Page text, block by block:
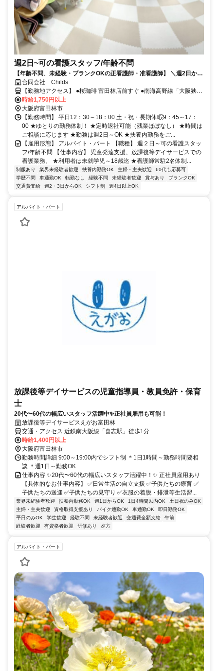
週2日~可の看護スタッフ/年齢不問
【年齢不問、未経験・ブランクOKの正看護師・准看護師】 ＼週2日から
OK、時間もご相談に応じます／
合同会社 Childs
【勤務地アクセス】 ●桜珈琲 富田林店前すぐ ●南海高野線「大阪狭山
時給1,750円以上
大阪府富田林市
【勤務時間】 平日12：30～18：00 土・祝・長期休暇9：45～17：
00 ★ゆとりの勤務体制！ ★定時退社可能（残業ほぼなし） ★時間は
ご相談に応じます ★勤務は週2日～OK ★扶養内勤務をご...
【雇用形態】 アルバイト・パート 【職種】 週２日～可の看護スタッ
フ/年齢不問 【仕事内容】 児童発達支援、放課後等デイサービスでの
看護業務。 ★利用者は未就学児～18歳迄 ★看護師常駐2名体制...
制服あり 業界未経験者歓迎 扶養内勤務OK 主婦・主夫歓迎
60代も応募可
学歴不問
車通勤OK 転勤なし 経験不問 未経験者歓迎 賞与あり
ブランクOK
交通費支給
週2・3日からOK シフト制 週4日以上OK
アルバイト・パート
放課後等デイサービスの児童指導員・教員免許・保育
士
20代〜60代の幅広いスタッフ活躍中✨正社員雇用も可能！
放課後等デイサービスえがお富田林
交通・アクセス 近鉄南大阪線「喜志駅」徒歩1分
時給1,400円以上
大阪府富田林市
勤務時間詳細 9:00～19:00内でシフト制 ＊1日1時間～勤務時間要相
談 ＊週1日～勤務OK
仕事内容 ✨20代〜60代の幅広いスタッフ活躍中！✨ 正社員雇用あり
【具体的なお仕事内容】 ✅日常生活の自立支援 ✅子供たちの療育 ✅
子供たちの送迎 ✅子供たちの見守り ✅衣服の着脱・排泄等生活習...
業界未経験者歓迎 扶養内勤務OK 週1日からOK 1日4時間以内OK
土日祝のみOK
主婦・主夫歓迎
資格取得支援あり バイク通勤OK 車通勤OK
即日勤務OK
平日のみOK
学生歓迎 経験不問 未経験者歓迎 交通費全額支給
午前
経験者歓迎
有資格者歓迎 研修あり 夕方
アルバイト・パート